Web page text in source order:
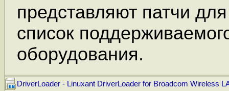
представляют патчи
список
оборудования.
DriverLoader - Linuxant DriverLoader for Broadcom Wireless